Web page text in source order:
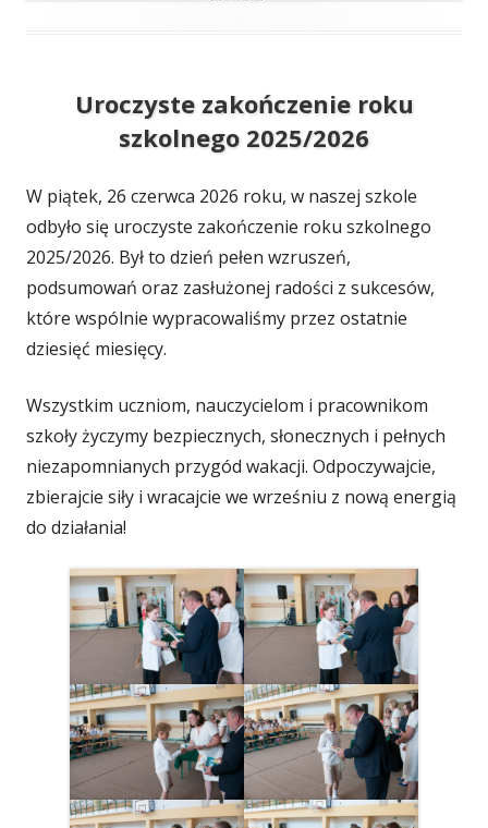
Uroczyste zakończenie roku
szkolnego 2025/2026
W piątek, 26 czerwca 2026 roku, w naszej szkole
odbyło się uroczyste zakończenie roku szkolnego
2025/2026. Był to dzień pełen wzruszeń,
podsumowań oraz zasłużonej radości z sukcesów,
które wspólnie wypracowaliśmy przez ostatnie
dziesięć miesięcy.
Wszystkim uczniom, nauczycielom i pracownikom
szkoły życzymy bezpiecznych, słonecznych i pełnych
niezapomnianych przygód wakacji. Odpoczywajcie,
zbierajcie siły i wracajcie we wrześniu z nową energią
do działania!